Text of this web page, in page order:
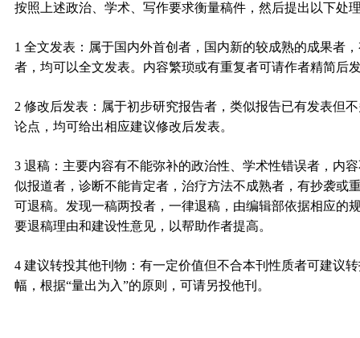
按照上述政治、学术、写作要求衡量稿件，然后提出以下处
1 全文发表： 属于国内外首创者，国内新的较成熟的成果者
者，均可以全文发表。内容繁琐或有重复者可请作者精简后
2 修改后发表： 属于初步研究报告者，类似报告已有发表但
论点，均可给出相应建议修改后发表。
3 退稿： 主要内容有不能弥补的政治性、学术性错误者，内
似报道者，诊断不能肯定者，治疗方法不成熟者，有抄袭或
可退稿。发现一稿两投者，一律退稿，由编辑部依据相应的
要退稿理由和建设性意见，以帮助作者提高。
4 建议转投其他刊物： 有一定价值但不合本刊性质者可建议
幅，根据“量出为入”的原则，可请另投他刊。